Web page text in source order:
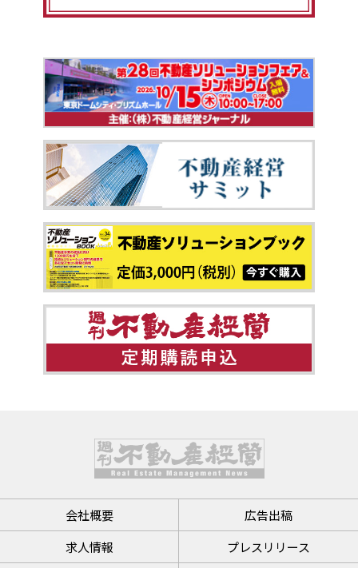
会社概要
広告出稿
求人情報
プレスリリース